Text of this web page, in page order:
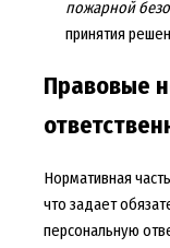
пожарной
принятия
Правовые
Нормативная
что задает
персональную